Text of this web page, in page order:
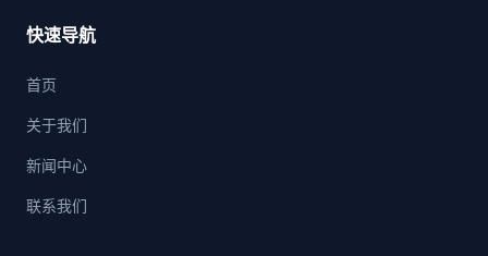
快速导航
首页
关于我们
新闻中心
联系我们